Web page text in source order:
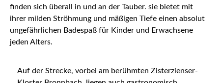
finden sich überall in und an der Tauber. sie bietet mit
ihrer milden Ströhmung und mäßigen Tiefe einen absolut
ungefährlichen Badespaß für Kinder und Erwachsene
jeden Alters.
Auf der Strecke, vorbei am berühmten Zisterzienser-